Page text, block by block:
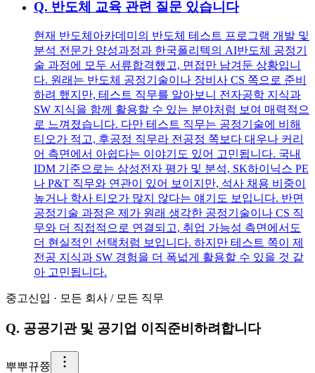
Q. 반도체 교육 관련 질문 있습니다
현재 반도체아카데미의 반도체 테스트 프로그램 개발 및
분석 전문가 양성과정과 한국폴리텍의 AI반도체 공정기
술 과정에 모두 서류합격했고, 면접만 남겨둔 상황입니
다. 원래는 반도체 공정기술이나 장비사 CS 쪽으로 준비
하려 했지만, 테스트 직무를 알아보니 전자공학 지식과
SW 지식을 함께 활용할 수 있는 분야처럼 보여 매력적으
로 느껴졌습니다. 다만 테스트 직무는 공정기술에 비해
티오가 적고, 후공정 직무라 전공정 쪽보다 대우나 커리
어 측면에서 아쉽다는 이야기도 있어 고민됩니다. 국내
IDM 기준으로는 삼성전자 평가 및 분석, SK하이닉스 PE
나 P&T 직무와 연관이 있어 보이지만, 석사 채용 비중이
높거나 학사 티오가 많지 않다는 얘기도 보입니다. 반면
공정기술 과정은 제가 원래 생각한 공정기술이나 CS 직
무와 더 직접적으로 연결되고, 취업 가능성 측면에서도
더 현실적인 선택처럼 보입니다. 하지만 테스트 쪽이 제
전공 지식과 SW 경험을 더 폭넓게 활용할 수 있을 것 같
아 고민됩니다.
중고신입 · 모든 회사 / 모든 직무
Q. 공공기관 및 공기업 이직준비하려합니다
뿌뿌뀨쯍